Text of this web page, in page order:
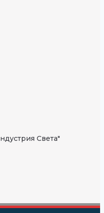
Света"